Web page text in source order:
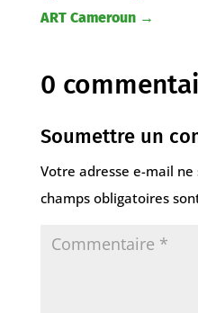
ART Cameroun→
0
Soumettre un
Votre adresse e-mail ne
champs obligatoires